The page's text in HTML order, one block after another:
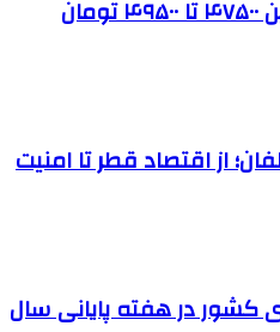
خرید تضمینی گندم بین ۴۷۵۰۰ تا ۴۹۵۰۰ تومان
از اقتصاد قطر تا امنیت
کشور در هفته پایانی سال